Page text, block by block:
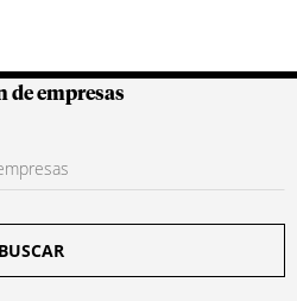
Colombianas
de empresas
BUSCAR